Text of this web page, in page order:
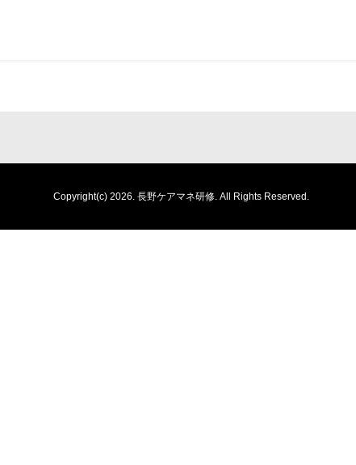
Copyright(c) 2026. 長野ケアマネ研修. All Rights Reserved.